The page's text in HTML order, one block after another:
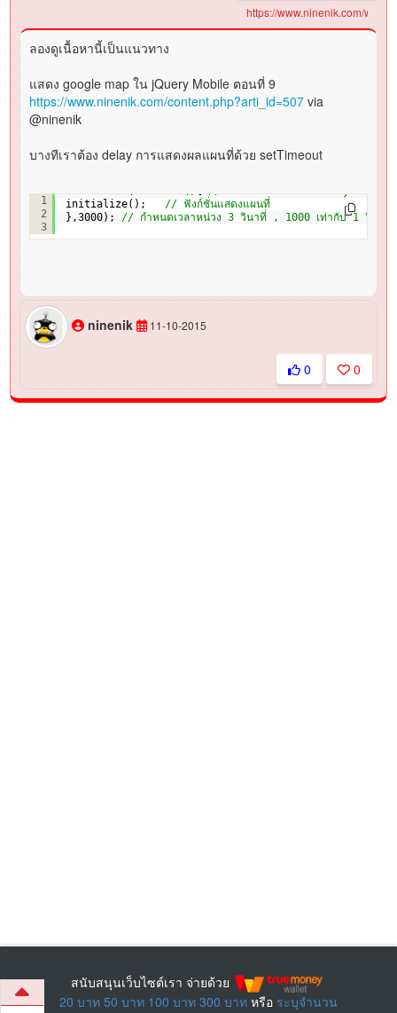
ลองดูเนื้อหานี้เป็นแนวทาง
แสดง google map ใน jQuery Mobile ตอนที่ 9
https://www.ninenik.com/content.php?arti_id=507 via
@ninenik
บางทีเราต้อง delay การแสดงผลแผนที่ด้วย setTimeout
1
2
3
initialize(); // ฟังก์ชั่นแสดงแผนที่
},3000); // กำหนดเวลาหน่วง 3 วินาที่ , 1000 เท่ากับ 1 วินาที
ninenik 11-10-2015
0 0
สนับสนุนเว็บไซต์เรา จ่ายด้วย
20 บาท 50 บาท 100 บาท 300 บาท หรือ ระบุจำนวน